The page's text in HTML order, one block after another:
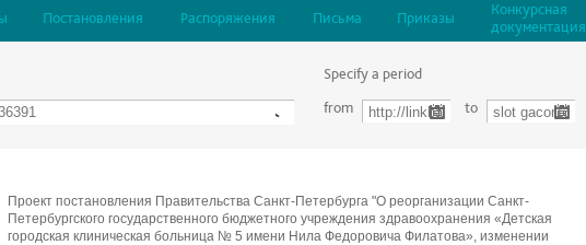
Постановления Распоряжения Письма Приказы
Конкурсная
документация
Specify a period
from
to
Проект постановления Правительства Санкт-Петербурга "О реорганизации Санкт-
Петербургского государственного бюджетного учреждения здравоохранения «Детская
городская клиническая больница № 5 имени Нила Федоровича Филатова», изменении